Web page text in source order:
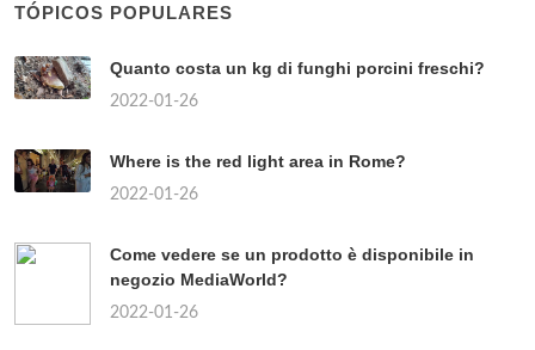
TÓPICOS POPULARES
Quanto costa un kg di funghi porcini freschi?
2022-01-26
Where is the red light area in Rome?
2022-01-26
Come vedere se un prodotto è disponibile in
negozio MediaWorld?
2022-01-26